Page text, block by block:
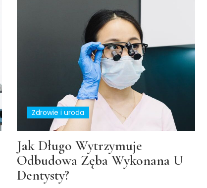
Zdrowie i uroda
Jak Długo Wytrzymuje
Odbudowa Zęba Wykonana U
Dentysty?